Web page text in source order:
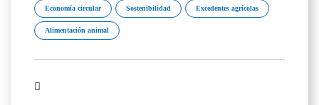
Economía circular Sostenibilidad Excedentes agrícolas
Alimentación animal